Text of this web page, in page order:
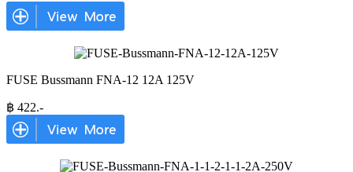
FUSE Bussmann FNA-12 12A 125V
฿ 422.-